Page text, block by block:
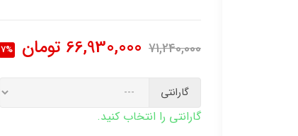
71,240,000
66,930,000 تومان 7%
گارانتی
گارانتی را انتخاب کنید.